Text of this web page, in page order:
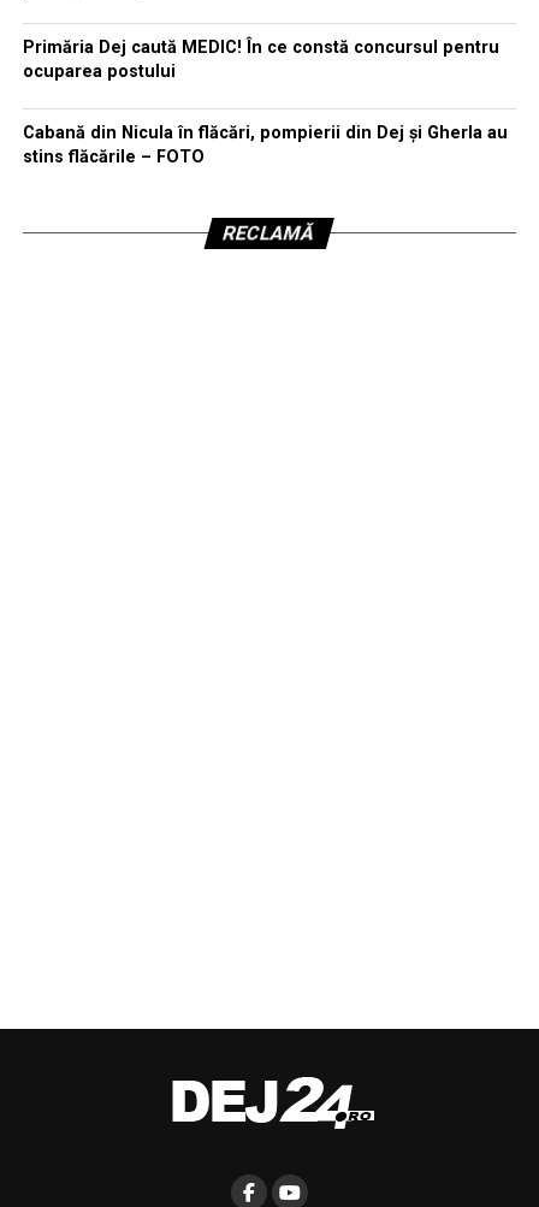
Primăria Dej caută MEDIC! În ce constă concursul pentru
ocuparea postului
Cabană din Nicula în flăcări, pompierii din Dej și Gherla au
stins flăcările – FOTO
RECLAMĂ